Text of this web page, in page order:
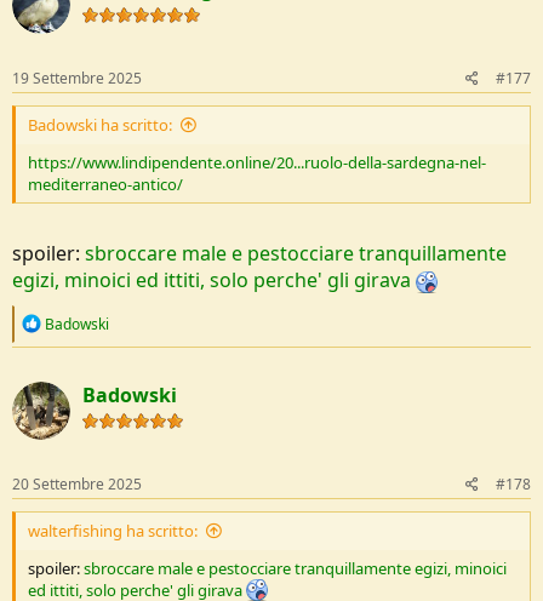
i
o
s
:
19 Settembre 2025 #177
Badowski ha scritto:
https://www.lindipendente.online/20...ruolo-della-sardegna-nel-
mediterraneo-antico/
spoiler: sbroccare male e pestocciare tranquillamente
egizi, minoici ed ittiti, solo perche' gli girava
R
c
t
i
o
s
:
Badowski
Badowski
20 Settembre 2025 #178
walterfishing ha scritto:
spoiler:sbroccare male e pestocciare tranquillamente egizi, minoici
ed ittiti, solo perche' gli girava